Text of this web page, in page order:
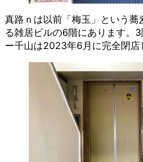
真路ｎは以前「梅玉」という
る雑居ビルの6階にあります。
ー千山は2023年6月に完全閉店